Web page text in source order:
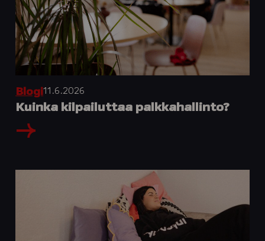
Blogi11.6.2026
Kuinka kilpailuttaa palkkahallinto?